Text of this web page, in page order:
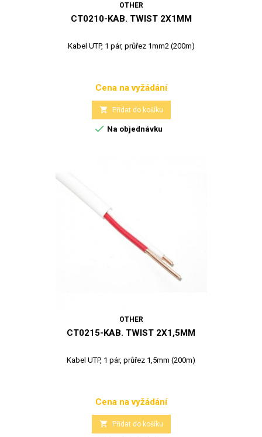
OTHER
CT0210-KAB. TWIST 2X1MM
Kabel UTP, 1 pár, průřez 1mm2 (200m)
Cena
Cena na vyžádání
 Přidat do košíku
 Na objednávku
OTHER
CT0215-KAB. TWIST 2X1,5MM
Kabel UTP, 1 pár, průřez 1,5mm (200m)
Cena
Cena na vyžádání
 Přidat do košíku